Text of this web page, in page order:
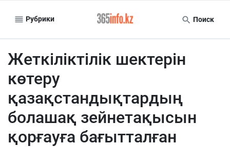
Рубрики Поиск
Жеткіліктілік шектерін
көтеру
қазақстандықтардың
болашақ зейнетақысын
қорғауға бағытталған